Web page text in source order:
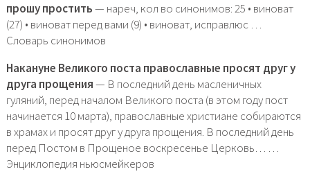
прошу простить— нареч, кол во синонимов: 25 • виноват
(27) • виноват перед вами (9) • виноват, исправлюс …
Словарь синонимов
Накануне Великого поста православные просят друг у
друга прощения— В последний день масленичных
гуляний, перед началом Великого поста (в этом году пост
начинается 10 марта), православные христиане собираются
в храмах и просят друг у друга прощения. В последний день
перед Постом в Прощеное воскресенье Церковь… …
Энциклопедия ньюсмейкеров